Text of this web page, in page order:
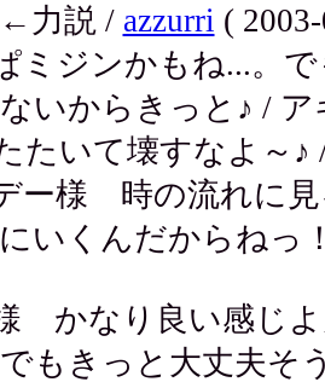
力説 / azzurri (
ミジンかもね...。
いからきっと♪ / ア
たいて壊すなよ～♪
ー様 時の流れに見
いくんだからねっ
かなり良い感じよ
もきっと大丈夫そ